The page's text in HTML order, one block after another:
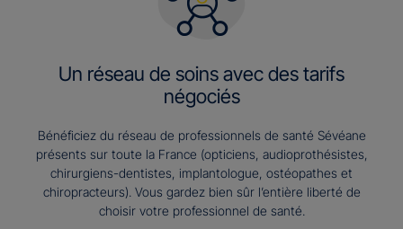
Un réseau de soins avec des tarifs
négociés
Bénéficiez du réseau de professionnels de santé Sévéane
présents sur toute la France (opticiens, audioprothésistes,
chirurgiens-dentistes, implantologue, ostéopathes et
chiropracteurs). Vous gardez bien sûr l’entière liberté de
choisir votre professionnel de santé.